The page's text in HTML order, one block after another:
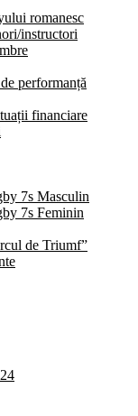
romanesc
instructori
performanță
financiare
7s Masculin
7s Feminin
de Triumf”